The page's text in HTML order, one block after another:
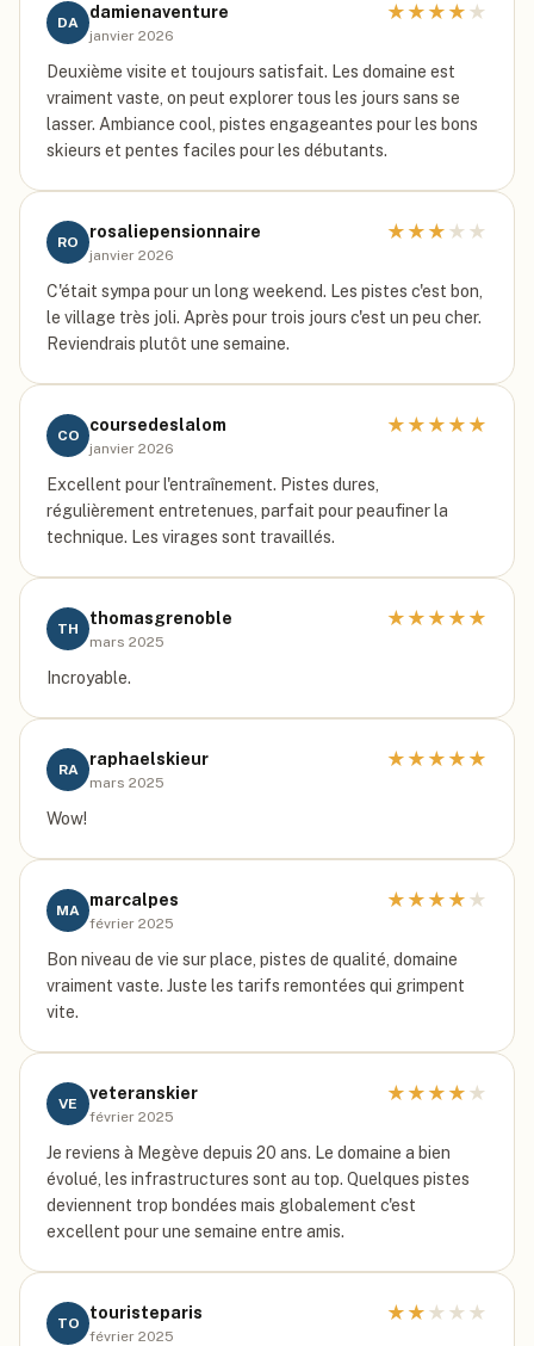
DA
damienaventure
janvier 2026
★ ★ ★ ★ ★
Deuxième visite et toujours satisfait. Les domaine est
vraiment vaste, on peut explorer tous les jours sans se
lasser. Ambiance cool, pistes engageantes pour les bons
skieurs et pentes faciles pour les débutants.
RO
rosaliepensionnaire
janvier 2026
★ ★ ★ ★ ★
C'était sympa pour un long weekend. Les pistes c'est bon,
le village très joli. Après pour trois jours c'est un peu cher.
Reviendrais plutôt une semaine.
CO
coursedeslalom
janvier 2026
★ ★ ★ ★ ★
Excellent pour l'entraînement. Pistes dures,
régulièrement entretenues, parfait pour peaufiner la
technique. Les virages sont travaillés.
TH
thomasgrenoble
mars 2025
★ ★ ★ ★ ★
Incroyable.
RA
raphaelskieur
mars 2025
★ ★ ★ ★ ★
Wow!
MA
marcalpes
février 2025
★ ★ ★ ★ ★
Bon niveau de vie sur place, pistes de qualité, domaine
vraiment vaste. Juste les tarifs remontées qui grimpent
vite.
VE
veteranskier
février 2025
★ ★ ★ ★ ★
Je reviens à Megève depuis 20 ans. Le domaine a bien
évolué, les infrastructures sont au top. Quelques pistes
deviennent trop bondées mais globalement c'est
excellent pour une semaine entre amis.
TO
touristeparis
février 2025
★ ★ ★ ★ ★